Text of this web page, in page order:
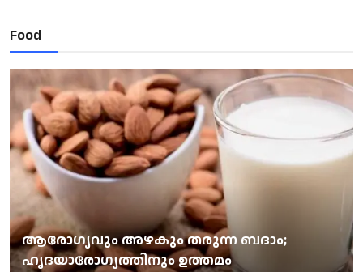
Food
ആരോഗ്യവും അഴകും തരുന്ന ബദാം;
ഹൃദയാരോഗ്യത്തിനും ഉത്തമം